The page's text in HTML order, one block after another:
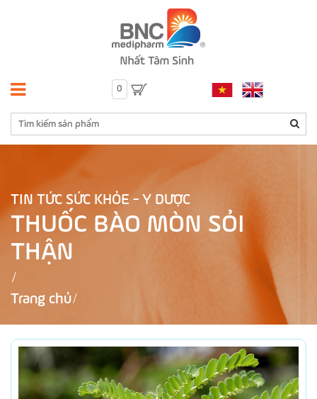
0
TIN TỨC SỨC KHỎE - Y DƯỢC
THUỐC BÀO MÒN SỎI
THẬN
Trang chủ